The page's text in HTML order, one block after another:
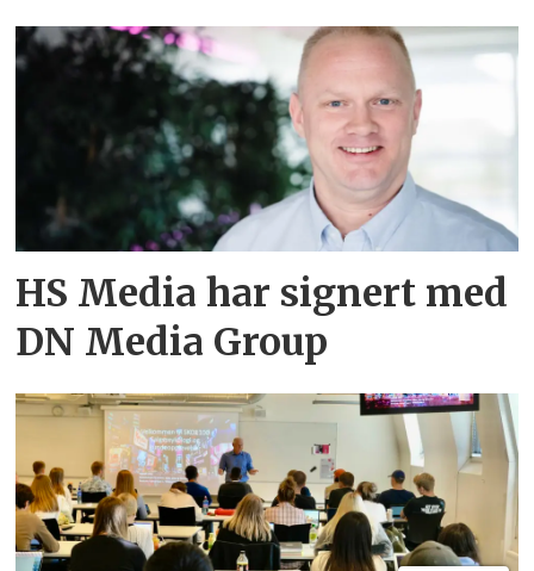
HS Media har signert med
DN Media Group